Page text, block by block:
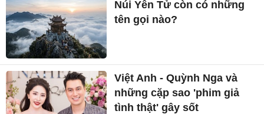
Núi Yên Tử còn có những
tên gọi nào?
Việt Anh - Quỳnh Nga và
những cặp sao 'phim giả
tình thật' gây sốt